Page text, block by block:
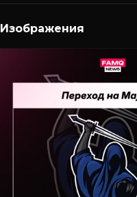
Изображения